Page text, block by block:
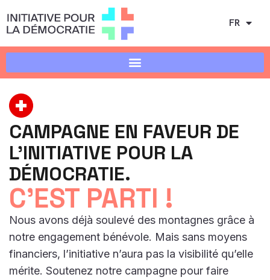
FR
CAMPAGNE EN FAVEUR DE
L'INITIATIVE POUR LA
DÉMOCRATIE.
C'EST PARTI !
Nous avons déjà soulevé des montagnes grâce à
notre engagement bénévole. Mais sans moyens
financiers, l’initiative n’aura pas la visibilité qu’elle
mérite. Soutenez notre campagne pour faire